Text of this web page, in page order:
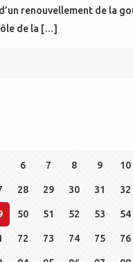
renouvellement de la
de la […]
6 7 8 9 10
28 29 30 31 32
50 51 52 53 54
72 73 74 75 76